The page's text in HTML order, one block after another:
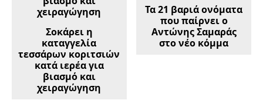
Σοκάρει η
καταγγελία
τεσσάρων κοριτσιών
κατά ιερέα για
βιασμό και
χειραγώγηση
Τα 21 βαριά ονόματα
που παίρνει ο
Αντώνης Σαμαράς
στο νέο κόμμα